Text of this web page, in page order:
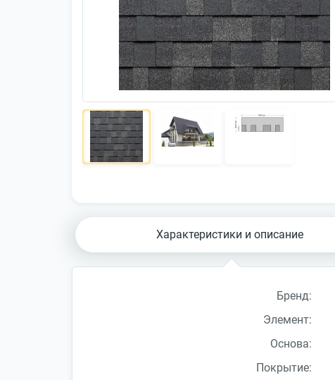
Характеристики и описание
Бренд:
Элемент:
Основа:
Покрытие: